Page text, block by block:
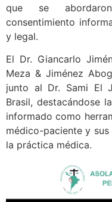
que se
consentimiento
y legal.
El Dr. Giancarlo
Meza & Jiménez
junto al Dr. Sami El
Brasil, destacándose
informado como
médico-paciente y
la práctica médica.